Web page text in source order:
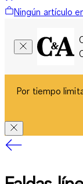
Ningún artículo
Por tiempo